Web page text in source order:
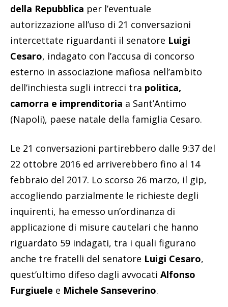
della Repubblica per l’eventuale
autorizzazione all’uso di 21 conversazioni
intercettate riguardanti il senatore Luigi
Cesaro, indagato con l’accusa di concorso
esterno in associazione mafiosa nell’ambito
dell’inchiesta sugli intrecci tra politica,
camorra e imprenditoria a Sant’Antimo
(Napoli), paese natale della famiglia Cesaro.
Le 21 conversazioni partirebbero dalle 9:37 del
22 ottobre 2016 ed arriverebbero fino al 14
febbraio del 2017. Lo scorso 26 marzo, il gip,
accogliendo parzialmente le richieste degli
inquirenti, ha emesso un’ordinanza di
applicazione di misure cautelari che hanno
riguardato 59 indagati, tra i quali figurano
anche tre fratelli del senatore Luigi Cesaro,
quest’ultimo difeso dagli avvocati Alfonso
Furgiuele e Michele Sanseverino.